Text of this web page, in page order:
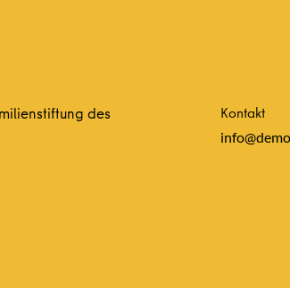
des
Kontakt